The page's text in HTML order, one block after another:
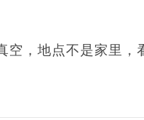
空，地点不是家里，